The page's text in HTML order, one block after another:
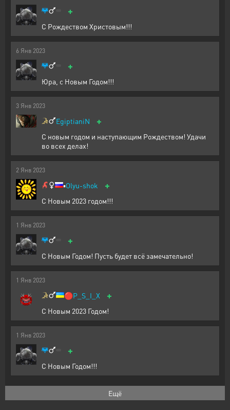
+
С Рождеством Христовым!!!
6 Янв 2023
+
Юра, с Новым Годом!!!
3 Янв 2023
EgiptianiN +
С новым годом и наступающим Рождеством! Удачи
во всех делах!
2 Янв 2023
▪️Olyu-shok +
С Новым 2023 годом!!!
1 Янв 2023
+
С Новым Годом! Пусть будет всё замечательно!
1 Янв 2023
🔴P_S_I_X +
С Новым 2023 Годом!
1 Янв 2023
+
С Новым Годом!!!
Ещё